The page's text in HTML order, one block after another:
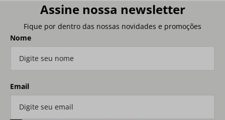
Assine nossa newsletter
Fique por dentro das nossas novidades e promoções
Nome
Email